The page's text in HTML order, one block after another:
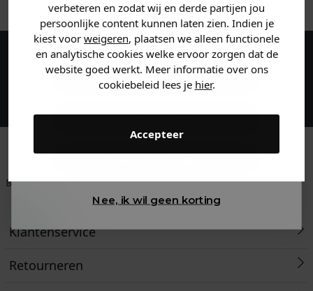
verbeteren en zodat wij en derde partijen jou
persoonlijke content kunnen laten zien. Indien je
kiest voor weigeren, plaatsen we alleen functionele
en analytische cookies welke ervoor zorgen dat de
website goed werkt. Meer informatie over ons
cookiebeleid lees je hier.
Accepteer
Maak een account aan en ontvang 5%
korting op je eerste bestelling!
Betaal achteraf met
Voor 23:59 besteld
is morgen in huis!*
Klanten beoordelen
ons met een 9,6!
Klantenservice
Retourneren
Heren kleding
Dames kleding
Kids kleding
Nee, ik wil geen korting